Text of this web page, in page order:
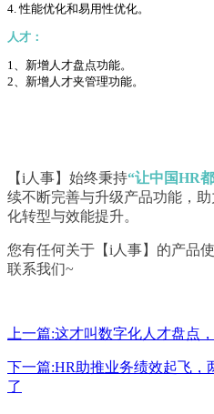
4. 性能优化和易用性优化。
人才：
1、新增人才盘点功能。
2、新增人才夹管理功能。
【i人事】始终秉持“让中国HR
续不断完善与升级产品功能，
化转型与效能提升。
您有任何关于【i人事】的产品
联系我们~
上一篇:这才叫数字化人才盘点
下一篇:HR助推业务绩效起飞，
了